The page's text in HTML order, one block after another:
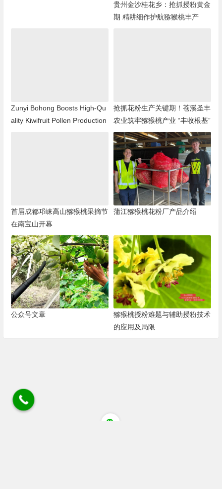
贵州金沙桂花乡：抢抓授粉黄金
期 精耕细作护航猕猴桃丰产
Zunyi Bohong Boosts High-Qu
ality Kiwifruit Pollen Production
抢抓花粉生产关键期！苍溪圣丰
农业筑牢猕猴桃产业 “丰收根基”
首届成都邛崃高山猕猴桃采摘节
在南宝山开幕
蒲江猕猴桃花粉厂产品介绍
公众号文章
猕猴桃授粉难题与辅助授粉技术
的应用及局限